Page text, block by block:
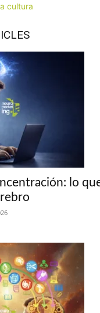
cultura
lo